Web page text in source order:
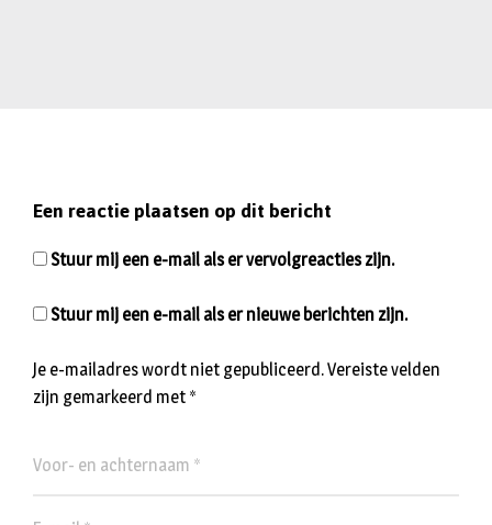
Een reactie plaatsen op dit bericht
Je e-mailadres wordt niet gepubliceerd.Vereiste velden
zijn gemarkeerd met *
Stuur mij een e-mail als er vervolgreacties zijn.
Stuur mij een e-mail als er nieuwe berichten zijn.